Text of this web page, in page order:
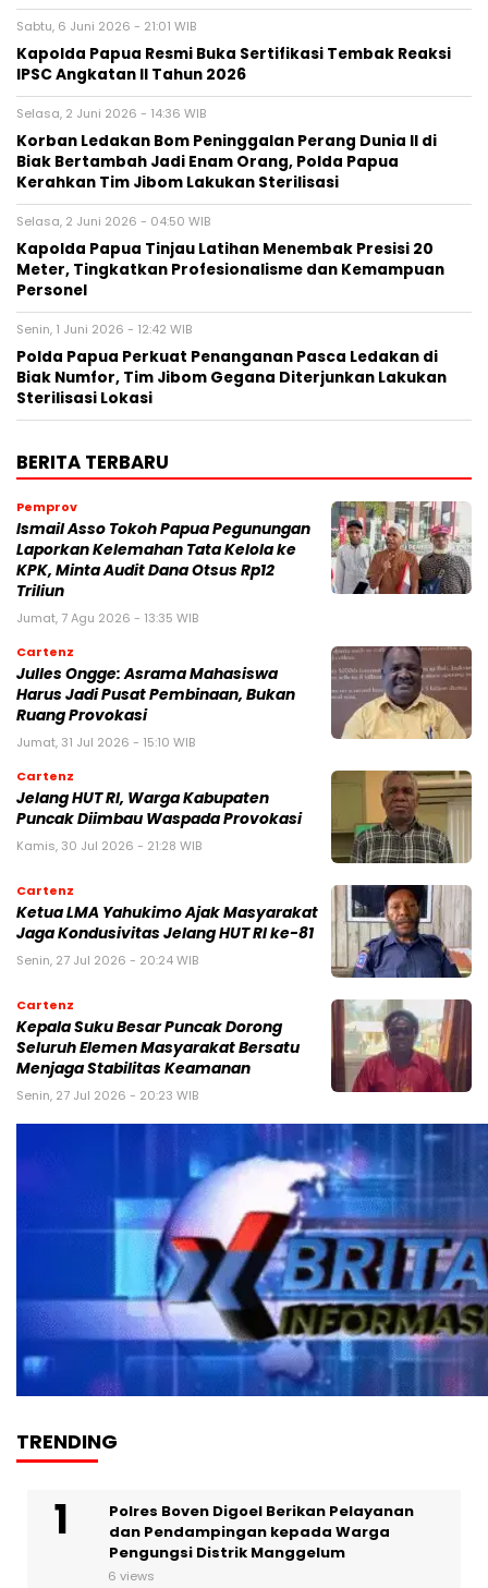
Sabtu, 6 Juni 2026 - 21:01 WIB
Kapolda Papua Resmi Buka Sertifikasi Tembak Reaksi
IPSC Angkatan II Tahun 2026
Selasa, 2 Juni 2026 - 14:36 WIB
Korban Ledakan Bom Peninggalan Perang Dunia II di
Biak Bertambah Jadi Enam Orang, Polda Papua
Kerahkan Tim Jibom Lakukan Sterilisasi
Selasa, 2 Juni 2026 - 04:50 WIB
Kapolda Papua Tinjau Latihan Menembak Presisi 20
Meter, Tingkatkan Profesionalisme dan Kemampuan
Personel
Senin, 1 Juni 2026 - 12:42 WIB
Polda Papua Perkuat Penanganan Pasca Ledakan di
Biak Numfor, Tim Jibom Gegana Diterjunkan Lakukan
Sterilisasi Lokasi
BERITA TERBARU
Pemprov
Ismail Asso Tokoh Papua Pegunungan
Laporkan Kelemahan Tata Kelola ke
KPK, Minta Audit Dana Otsus Rp12
Triliun
Jumat, 7 Agu 2026 - 13:35 WIB
Cartenz
Julles Ongge: Asrama Mahasiswa
Harus Jadi Pusat Pembinaan, Bukan
Ruang Provokasi
Jumat, 31 Jul 2026 - 15:10 WIB
Cartenz
Jelang HUT RI, Warga Kabupaten
Puncak Diimbau Waspada Provokasi
Kamis, 30 Jul 2026 - 21:28 WIB
Cartenz
Ketua LMA Yahukimo Ajak Masyarakat
Jaga Kondusivitas Jelang HUT RI ke-81
Senin, 27 Jul 2026 - 20:24 WIB
Cartenz
Kepala Suku Besar Puncak Dorong
Seluruh Elemen Masyarakat Bersatu
Menjaga Stabilitas Keamanan
Senin, 27 Jul 2026 - 20:23 WIB
TRENDING
Polres Boven Digoel Berikan Pelayanan
dan Pendampingan kepada Warga
Pengungsi Distrik Manggelum
6 views